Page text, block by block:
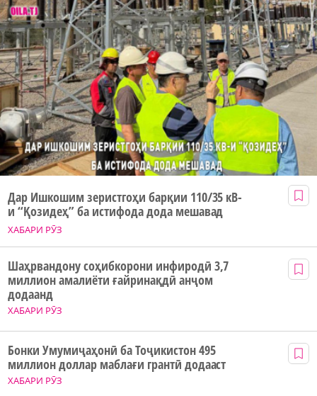
ХАБАРИ РӮЗ
Дар Ишкошим зеристгоҳи барқии 110/35 кВ-
и “Қозидеҳ” ба истифода дода мешавад
ХАБАРИ РӮЗ
Шаҳрвандону соҳибкорони инфиродӣ 3,7
миллион амалиёти ғайринақдӣ анҷом
додаанд
ХАБАРИ РӮЗ
Бонки Умумиҷаҳонӣ ба Тоҷикистон 495
миллион доллар маблағи грантӣ додааст